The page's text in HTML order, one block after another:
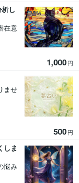
し
在意
1,000円
ませ
500円
しま
悩み